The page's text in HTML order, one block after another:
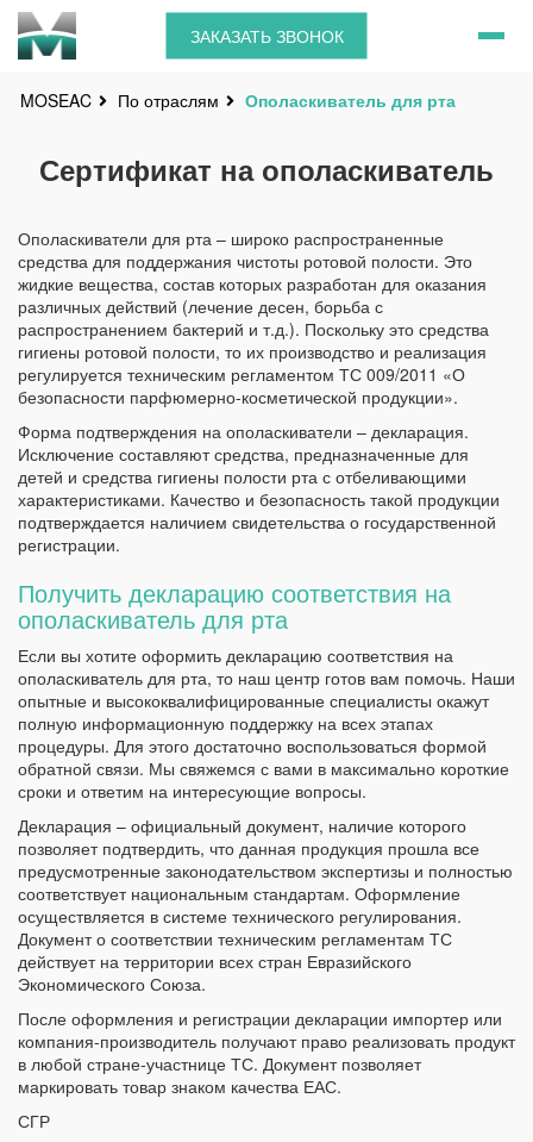
ЗАКАЗАТЬ ЗВОНОК
MOSEAC По отраслям Ополаскиватель для рта
Сертификат на ополаскиватель
Ополаскиватели для рта – широко распространенные
средства для поддержания чистоты ротовой полости. Это
жидкие вещества, состав которых разработан для оказания
различных действий (лечение десен, борьба с
распространением бактерий и т.д.). Поскольку это средства
гигиены ротовой полости, то их производство и реализация
регулируется техническим регламентом ТС 009/2011 «О
безопасности парфюмерно-косметической продукции».
Форма подтверждения на ополаскиватели – декларация.
Исключение составляют средства, предназначенные для
детей и средства гигиены полости рта с отбеливающими
характеристиками. Качество и безопасность такой продукции
подтверждается наличием свидетельства о государственной
регистрации.
Получить декларацию соответствия на
ополаскиватель для рта
Если вы хотите оформить декларацию соответствия на
ополаскиватель для рта, то наш центр готов вам помочь. Наши
опытные и высококвалифицированные специалисты окажут
полную информационную поддержку на всех этапах
процедуры. Для этого достаточно воспользоваться формой
обратной связи. Мы свяжемся с вами в максимально короткие
сроки и ответим на интересующие вопросы.
Декларация – официальный документ, наличие которого
позволяет подтвердить, что данная продукция прошла все
предусмотренные законодательством экспертизы и полностью
соответствует национальным стандартам. Оформление
осуществляется в системе технического регулирования.
Документ о соответствии техническим регламентам ТС
действует на территории всех стран Евразийского
Экономического Союза.
После оформления и регистрации декларации импортер или
компания-производитель получают право реализовать продукт
в любой стране-участнице ТС. Документ позволяет
маркировать товар знаком качества ЕАС.
СГР